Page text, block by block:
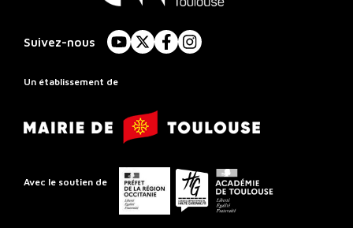
Rayonnement
Régional
Toulouse
Suivez-nous
YouTube
X FacebookInstagram
Un établissement de
Mairie
de
Avec le soutien de
Préfet
de
la
Conseil
départemental
Académie
de